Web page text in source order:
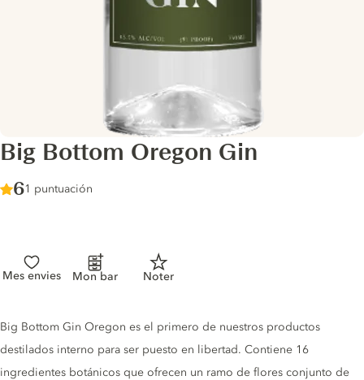
Big Bottom Oregon Gin
Score :
6/ 10
1 puntuación
Mes envies Mon bar Noter
Gin description
Big Bottom Gin Oregon es el primero de nuestros productos
destilados interno para ser puesto en libertad. Contiene 16
ingredientes botánicos que ofrecen un ramo de flores conjunto de